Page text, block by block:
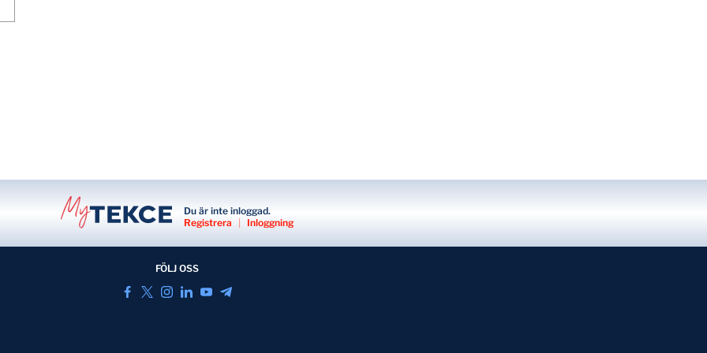
Du är inte inloggad.
Registrera
Inloggning
FÖLJ OSS